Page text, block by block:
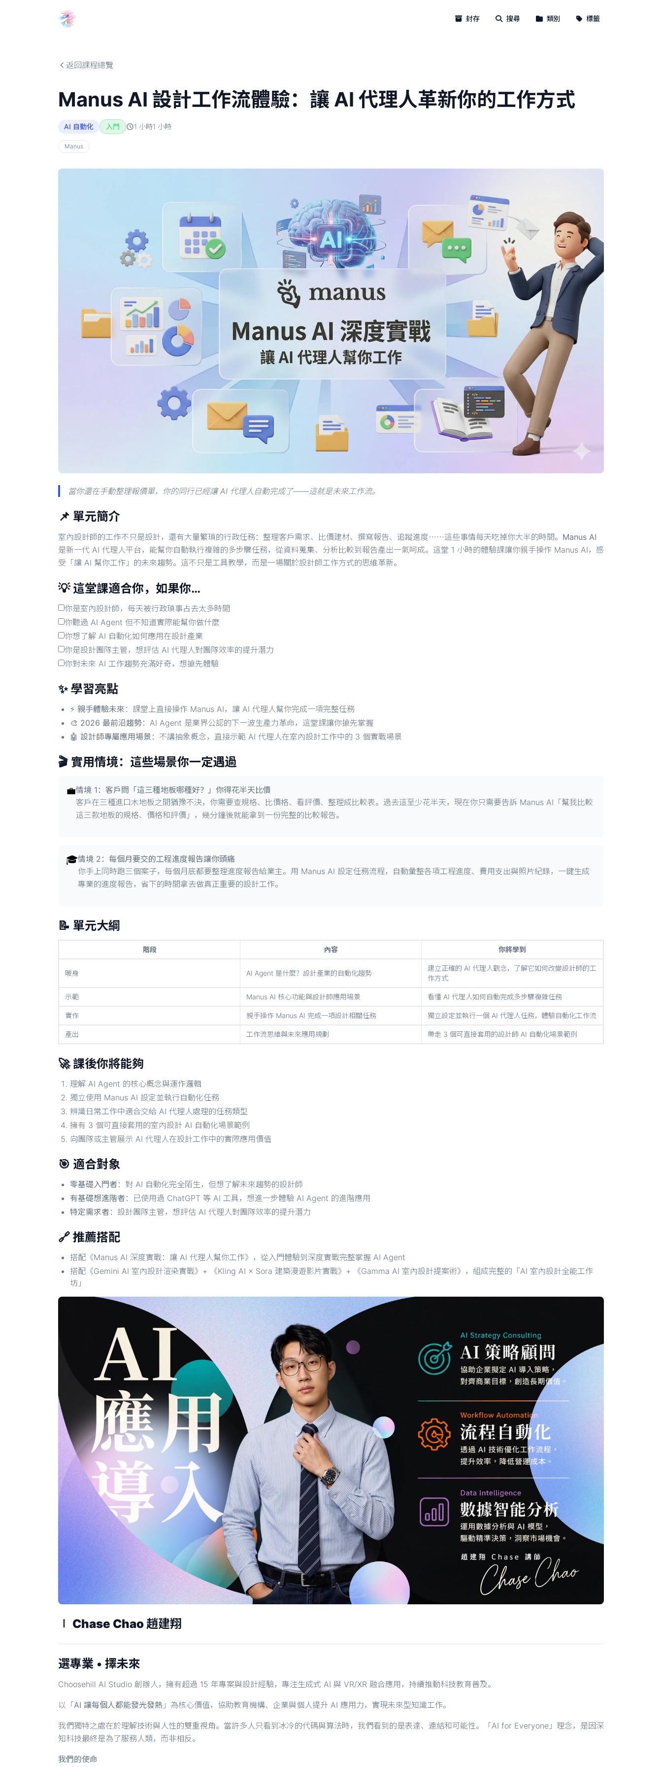
封存 搜尋 類別 標籤
返回課程總覽
Manus AI 設計工作流體驗：讓 AI 代理人革新你的工作方式
AI 自動化 入門 1 小時1 小時
Manus
當你還在手動整理報價單，你的同行已經讓 AI 代理人自動完成了——這就是未來工作流。
📌 單元簡介
室內設計師的工作不只是設計，還有大量繁瑣的行政任務：整理客戶需求、比價建材、撰寫報告、追蹤進度⋯⋯這些事情每天吃掉你大半的時間。 Manus AI
是新一代 AI 代理人平台，能幫你自動執行複雜的多步驟任務，從資料蒐集、分析比較到報告產出一氣呵成。這堂 1 小時的體驗課讓你親手操作 Manus AI，感
受「讓 AI 幫你工作」的未來趨勢。這不只是工具教學，而是一場關於設計師工作方式的思維革新。
💡 這堂課適合你，如果你…
你是室內設計師，每天被行政瑣事占去太多時間
你聽過 AI Agent 但不知道實際能幫你做什麼
你想了解 AI 自動化如何應用在設計產業
你是設計團隊主管，想評估 AI 代理人對團隊效率的提升潛力
你對未來 AI 工作趨勢充滿好奇，想搶先體驗
✨ 學習亮點
⚡ 親手體驗未來 ：課堂上直接操作 Manus AI，讓 AI 代理人幫你完成一項完整任務
🎨 2026 最前沿趨勢：AI Agent 是業界公認的下一波生產力革命，這堂課讓你搶先掌握
🤖 設計師專屬應用場景 ：不講抽象概念，直接示範 AI 代理人在室內設計工作中的 3 個實戰場景
🎬 實用情境：這些場景你一定遇過
💼情境 1：客戶問「這三種地板哪種好？」你得花半天比價
客戶在三種進口木地板之間猶豫不決，你需要查規格、比價格、看評價、整理成比較表。過去這至少花半天，現在你只需要告訴 Manus AI「幫我比較
這三款地板的規格、價格和評價」，幾分鐘後就能拿到一份完整的比較報告。
🎓情境 2：每個月要交的工程進度報告讓你頭痛
你手上同時跑三個案子，每個月底都要整理進度報告給業主。用 Manus AI 設定任務流程，自動彙整各項工程進度、費用支出與照片紀錄，一鍵生成
專業的進度報告，省下的時間拿去做真正重要的設計工作。
📝 單元大綱
階段 內容 你將學到
暖身 AI Agent 是什麼？設計產業的自動化趨勢
建立正確的 AI 代理人觀念，了解它如何改變設計師的工
作方式
示範 Manus AI 核心功能與設計師應用場景 看懂 AI 代理人如何自動完成多步驟複雜任務
實作 親手操作 Manus AI 完成一項設計相關任務 獨立設定並執行一個 AI 代理人任務，體驗自動化工作流
產出 工作流思維與未來應用規劃 帶走 3 個可直接套用的設計師 AI 自動化場景範例
🚀 課後你將能夠
理解 AI Agent 的核心概念與運作邏輯
獨立使用 Manus AI 設定並執行自動化任務
辨識日常工作中適合交給 AI 代理人處理的任務類型
擁有 3 個可直接套用的室內設計 AI 自動化場景範例
向團隊或主管展示 AI 代理人在設計工作中的實際應用價值
🎯 適合對象
零基礎入門者 ：對 AI 自動化完全陌生，但想了解未來趨勢的設計師
有基礎想進階者 ：已使用過 ChatGPT 等 AI 工具，想進一步體驗 AI Agent 的進階應用
特定需求者 ：設計團隊主管，想評估 AI 代理人對團隊效率的提升潛力
🔗 推薦搭配
搭配《Manus AI 深度實戰：讓 AI 代理人幫你工作》，從入門體驗到深度實戰完整掌握 AI Agent
搭配《Gemini AI 室內設計渲染實戰》+ 《Kling AI × Sora 建築漫遊影片實戰》+ 《Gamma AI 室內設計提案術》，組成完整的「AI 室內設計全能工作
坊」
∣ Chase Chao 趙建翔
選專業 • 擇未來
Choosehill AI Studio 創辦人，擁有超過 15 年專案與設計經驗，專注生成式 AI 與 VR/XR 融合應用，持續推動科技教育普及。
以「AI 讓每個人都能發光發熱 」為核心價值，協助教育機構、企業與個人提升 AI 應用力，實現未來型知識工作。
我們獨特之處在於理解技術與人性的雙重視角。當許多人只看到冰冷的代碼與算法時，我們看到的是表達、連結和可能性。「AI for Everyone」理念，是因深
知科技最終是為了服務人類，而非相反。
我們的使命